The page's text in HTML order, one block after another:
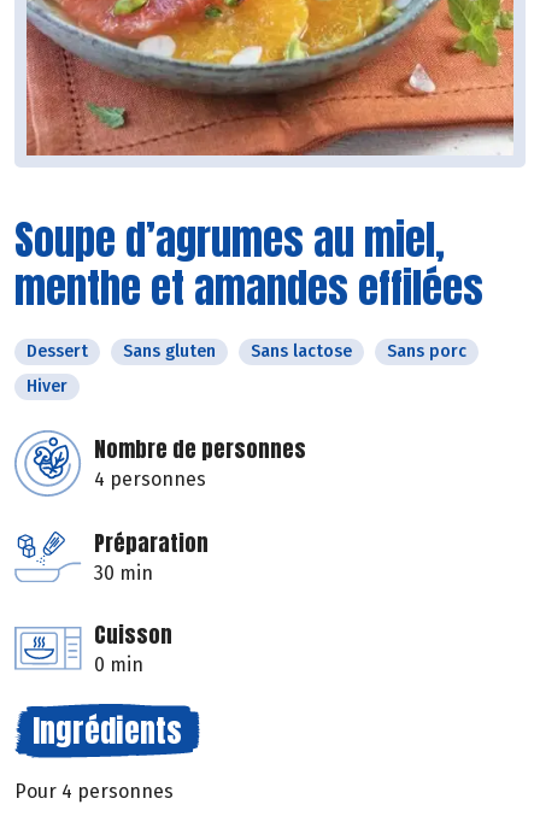
Soupe d’agrumes au miel,
menthe et amandes effilées
Dessert Sans gluten Sans lactose
Sans porc
Hiver
Nombre de personnes
4 personnes
Préparation
30 min
Cuisson
0 min
Ingrédients
Pour 4 personnes